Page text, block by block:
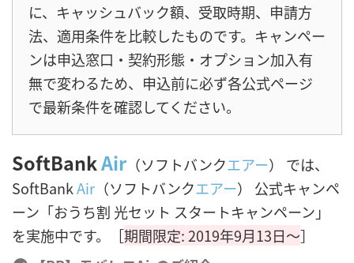
に、キャッシュバック額、受取時期、申請方
法、適用条件を比較したものです。キャンペー
ンは申込窓口・契約形態・オプション加入有
無で変わるため、申込前に必ず各公式ページ
で最新条件を確認してください。
SoftBankAir （ソフトバンクエアー） では、
SoftBankAir （ソフトバンクエアー） 公式キャンペ
ーン「おうち割 光セット スタートキャンペーン」
を実施中です。［期間限定: 2019年9月13日～］